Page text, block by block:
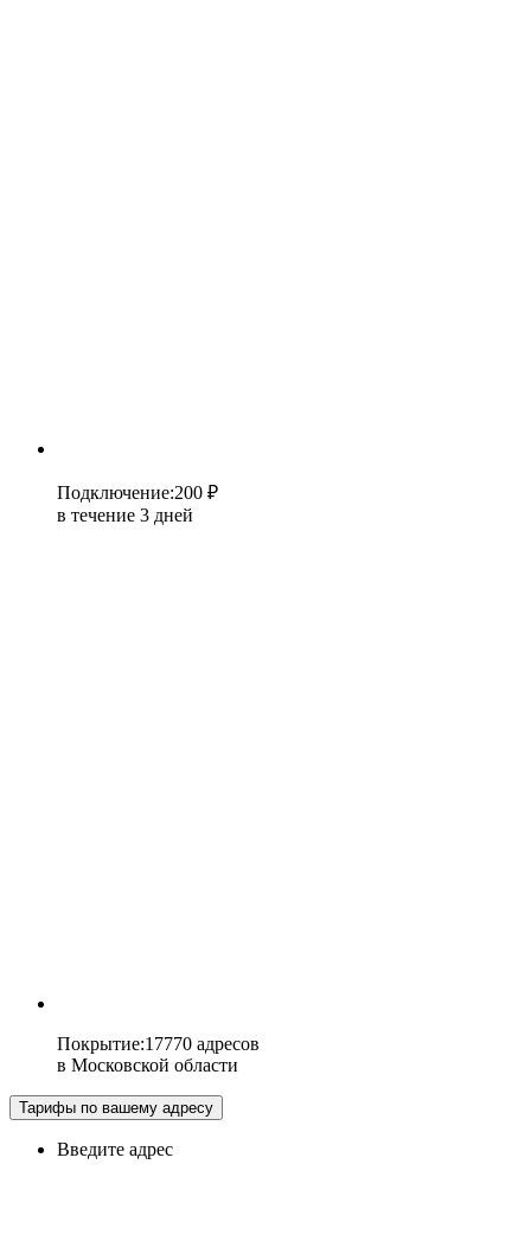
Подключение:200 ₽
в течение 3 дней
Покрытие:17770 адресов
в Московской области
Тарифы по вашему адресу
Введите адрес